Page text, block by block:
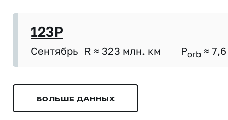
123P
Сентябрь R ≈ 323 млн. км Porb ≈ 7,6
БОЛЬШЕ ДАННЫХ